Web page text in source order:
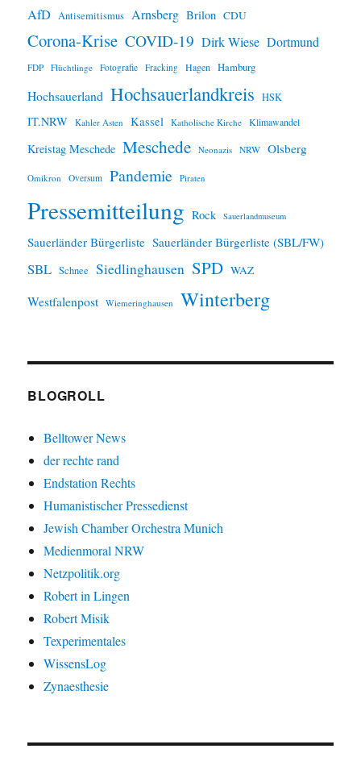
s
AfD Antisemitismus Arnsberg Brilon CDU
Corona-Krise COVID-19 Dirk Wiese Dortmund
FDP Flüchtlinge Fotografie Fracking Hagen Hamburg
Hochsauerland Hochsauerlandkreis HSK
IT.NRW Kahler Asten Kassel Katholische Kirche Klimawandel
Kreistag Meschede Meschede Neonazis NRW Olsberg
Omikron Oversum Pandemie Piraten
Pressemitteilung Rock Sauerlandmuseum
Sauerländer Bürgerliste Sauerländer Bürgerliste (SBL/FW)
SBL Schnee Siedlinghausen SPD WAZ
Westfalenpost Wiemeringhausen Winterberg
BLOGROLL
Belltower News
der rechte rand
Endstation Rechts
Humanistischer Pressedienst
Jewish Chamber Orchestra Munich
Medienmoral NRW
Netzpolitik.org
Robert in Lingen
Robert Misik
Texperimentales
WissensLog
Zynaesthesie